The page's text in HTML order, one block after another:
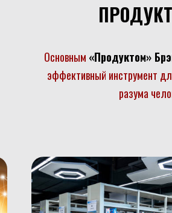
Основным «Продуктом»
эффективный инструмент
разума